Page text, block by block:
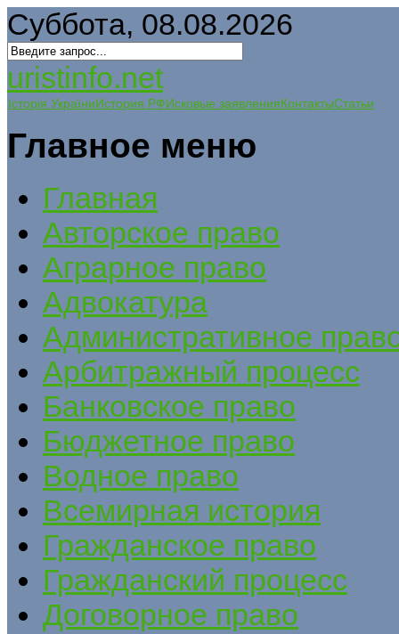
Суббота, 08.08.2026
uristinfo.net
Історія УкраїниИстория РФИсковые заявленияКонтактыСтатьи
Главное меню
Главная
Авторское право
Аграрное право
Адвокатура
Административное
Арбитражный процесс
Банковское право
Бюджетное право
Водное право
Всемирная история
Гражданское право
Гражданский процесс
Договорное право